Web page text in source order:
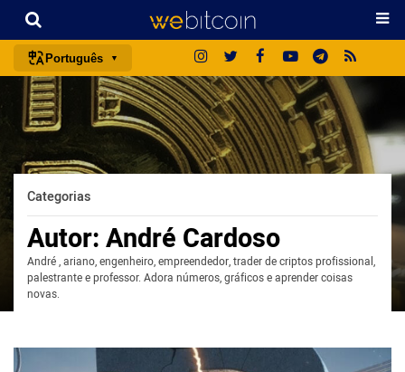
Português
português (BR)
english
español
italiano
deutsch
日本語
한국어
Categorias
Autor:André Cardoso
André , ariano, engenheiro, empreendedor, trader de criptos profissional,
palestrante e professor. Adora números, gráficos e aprender coisas
novas.